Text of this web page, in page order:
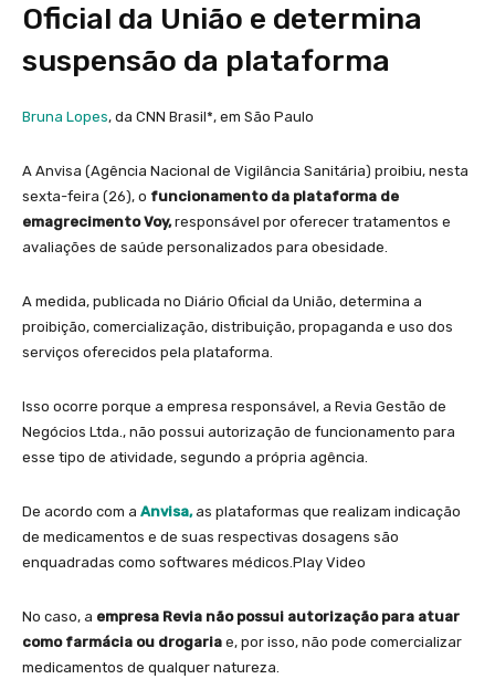
Oficial da União e determina
suspensão da plataforma
Bruna Lopes, da CNN Brasil*, em São Paulo
A Anvisa (Agência Nacional de Vigilância Sanitária) proibiu, nesta
sexta-feira (26), o funcionamento da plataforma de
emagrecimento Voy,responsável por oferecer tratamentos e
avaliações de saúde personalizados para obesidade.
A medida, publicada no Diário Oficial da União, determina a
proibição, comercialização, distribuição, propaganda e uso dos
serviços oferecidos pela plataforma.
Isso ocorre porque a empresa responsável, a Revia Gestão de
Negócios Ltda., não possui autorização de funcionamento para
esse tipo de atividade, segundo a própria agência.
De acordo com a Anvisa,as plataformas que realizam indicação
de medicamentos e de suas respectivas dosagens são
enquadradas como softwares médicos.Play Video
No caso, a empresa Revia não possui autorização para atuar
como farmácia ou drogaria e, por isso, não pode comercializar
medicamentos de qualquer natureza.